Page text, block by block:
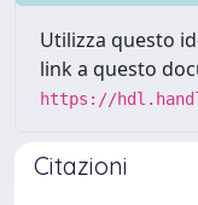
Utilizza questo
link a questo
https://
Citazioni